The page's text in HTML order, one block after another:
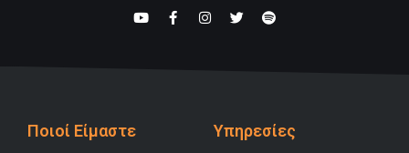
Y F
a
I
n
m
T
w
S
p
Ποιοί Είμαστε Υπηρεσίες